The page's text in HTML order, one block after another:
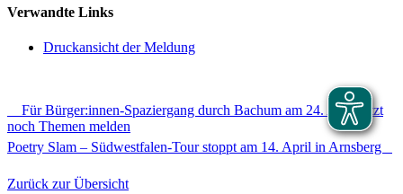
Verwandte Links
Druckansicht der Meldung
Für Bürger:innen-Spaziergang durch Bachum am 24. April jetzt
noch Themen melden
Poetry Slam – Südwestfalen-Tour stoppt am 14. April in Arnsberg
Zurück zur Übersicht